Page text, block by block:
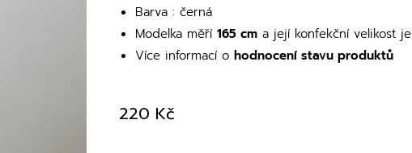
Barva : černá
Modelka měří 165 cm a její konfekční velikost je
Více informací o hodnocení stavu produktů
220 Kč